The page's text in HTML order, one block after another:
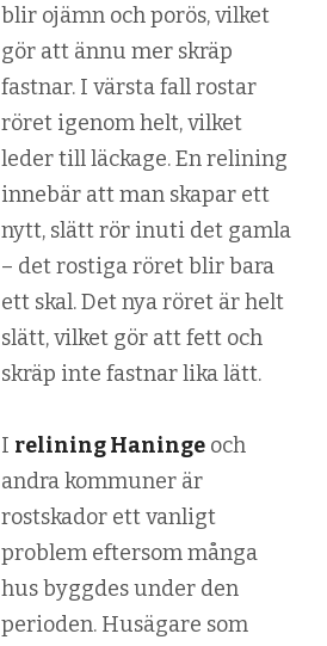
blir ojämn och porös, vilket
gör att ännu mer skräp
fastnar. I värsta fall rostar
röret igenom helt, vilket
leder till läckage. En relining
innebär att man skapar ett
nytt, slätt rör inuti det gamla
– det rostiga röret blir bara
ett skal. Det nya röret är helt
slätt, vilket gör att fett och
skräp inte fastnar lika lätt.
I relining Haninge och
andra kommuner är
rostskador ett vanligt
problem eftersom många
hus byggdes under den
perioden. Husägare som